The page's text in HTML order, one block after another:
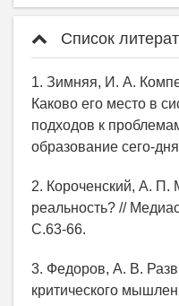
Список
1. Зимняя, И. А.
Каково его место в
подходов к
образование сего-
2. Короченский, А.
реальность? //
С.63-66.
3. Федоров, А. В.
критического